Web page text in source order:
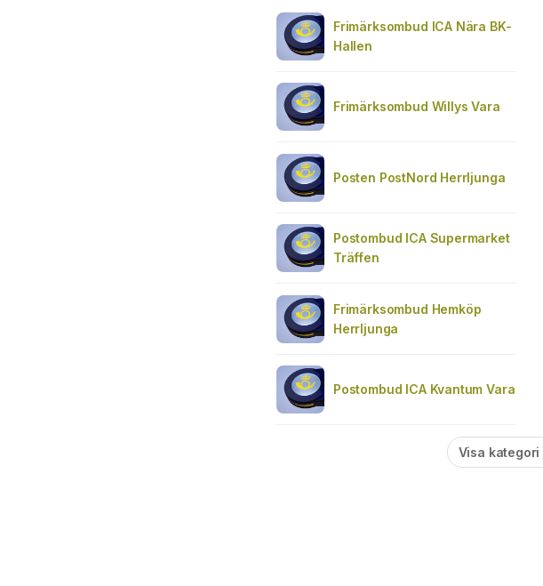
Frimärksombud ICA Nära BK-
Hallen
Frimärksombud Willys Vara
Posten PostNord Herrljunga
Postombud ICA Supermarket
Träffen
Frimärksombud Hemköp
Herrljunga
Postombud ICA Kvantum Vara
Visa kategori